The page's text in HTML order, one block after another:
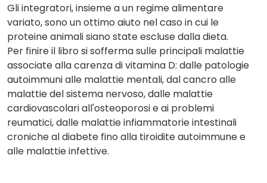
Gli integratori, insieme a un regime alimentare
variato, sono un ottimo aiuto nel caso in cui le
proteine animali siano state escluse dalla dieta.
Per finire il libro si sofferma sulle principali malattie
associate alla carenza di vitamina D: dalle patologie
autoimmuni alle malattie mentali, dal cancro alle
malattie del sistema nervoso, dalle malattie
cardiovascolari all'osteoporosi e ai problemi
reumatici, dalle malattie infiammatorie intestinali
croniche al diabete fino alla tiroidite autoimmune e
alle malattie infettive.